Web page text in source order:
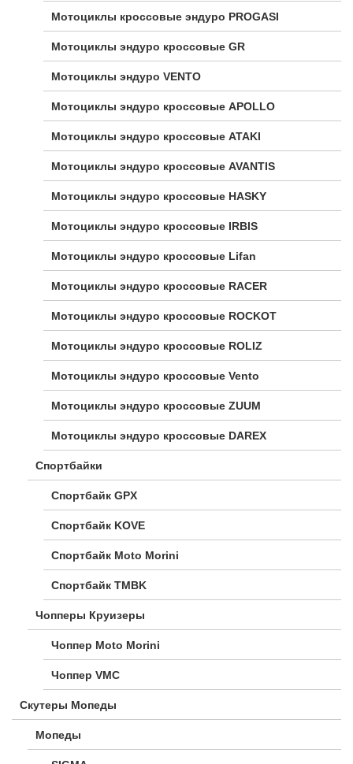
Мотоциклы кроссовые эндуро PROGASI
Мотоциклы эндуро кроссовые GR
Мотоциклы эндуро VENTO
Мотоциклы эндуро кроссовые APOLLO
Мотоциклы эндуро кроссовые ATAKI
Мотоциклы эндуро кроссовые AVANTIS
Мотоциклы эндуро кроссовые HASKY
Мотоциклы эндуро кроссовые IRBIS
Мотоциклы эндуро кроссовые Lifan
Мотоциклы эндуро кроссовые RACER
Мотоциклы эндуро кроссовые ROCKOT
Мотоциклы эндуро кроссовые ROLIZ
Мотоциклы эндуро кроссовые Vento
Мотоциклы эндуро кроссовые ZUUM
Мотоциклы эндуро кроссовые DAREX
Спортбайки
Спортбайк GPX
Спортбайк KOVE
Спортбайк Moto Morini
Спортбайк TMBK
Чопперы Круизеры
Чоппер Moto Morini
Чоппер VMC
Скутеры Мопеды
Мопеды